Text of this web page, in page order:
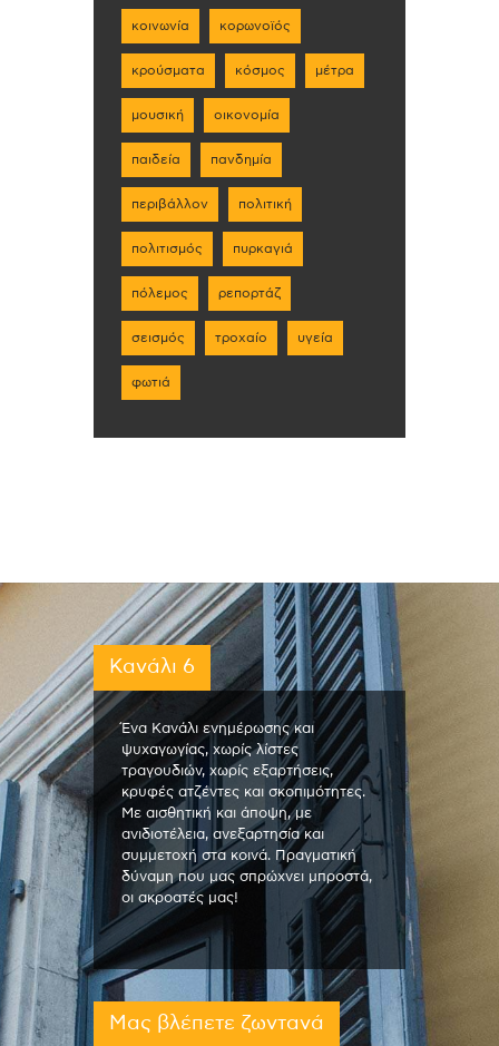
κοινωνία κορωνοϊός
κρούσματα κόσμος μέτρα
μουσική οικονομία
παιδεία πανδημία
περιβάλλον πολιτική
πολιτισμός πυρκαγιά
πόλεμος ρεπορτάζ
σεισμός τροχαίο υγεία
φωτιά
Κανάλι 6
Ένα Κανάλι ενημέρωσης και
ψυχαγωγίας, χωρίς λίστες
τραγουδιών, χωρίς εξαρτήσεις,
κρυφές ατζέντες και σκοπιμότητες.
Με αισθητική και άποψη, με
ανιδιοτέλεια, ανεξαρτησία και
συμμετοχή στα κοινά. Πραγματική
δύναμη που μας σπρώχνει μπροστά,
οι ακροατές μας!
Μας βλέπετε ζωντανά